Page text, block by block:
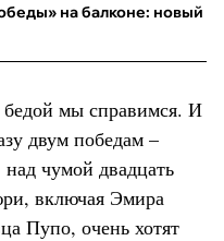
на балконе: новый
бедой мы справимся. И
двум победам –
чумой двадцать
включая Эмира
Пупо, очень хотят